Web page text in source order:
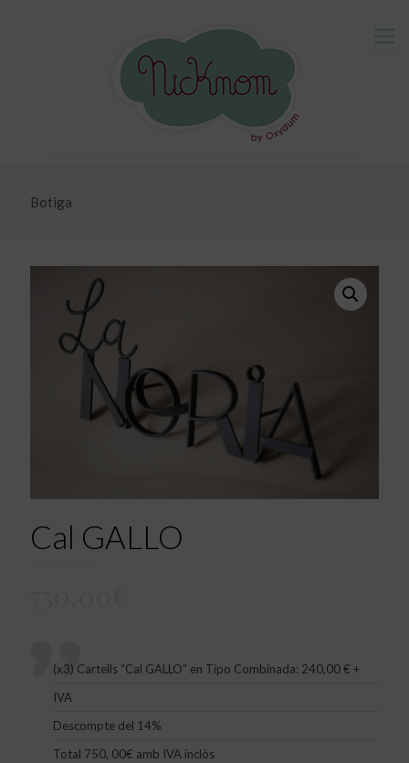
Botiga
Cal GALLO
(x3) Cartells “Cal GALLO” en Tipo Combinada: 240,00 € +
IVA
Descompte del 14%
Total 750, 00€ amb IVA inclòs